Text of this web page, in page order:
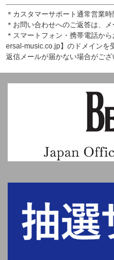
＊カスタマーサポート通常営業
＊お問い合わせへのご返答は、
＊スマートフォン・携帯電話か
ersal-music.co.jp】のドメインを
返信メールが届かない場合がござ